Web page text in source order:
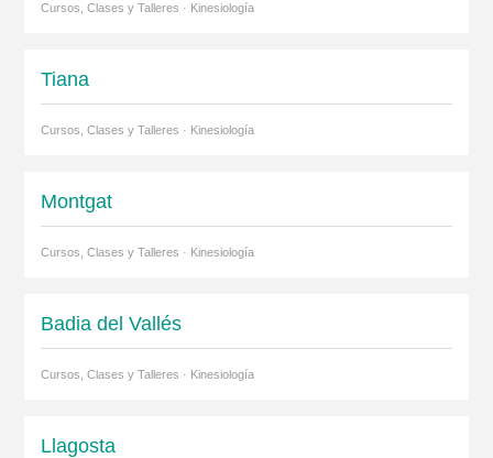
Cursos, Clases y Talleres · Kinesiología
Tiana
Cursos, Clases y Talleres · Kinesiología
Montgat
Cursos, Clases y Talleres · Kinesiología
Badia del Vallés
Cursos, Clases y Talleres · Kinesiología
Llagosta